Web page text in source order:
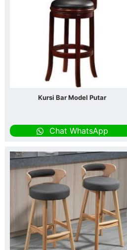
Kursi Bar Model Putar
Chat WhatsApp